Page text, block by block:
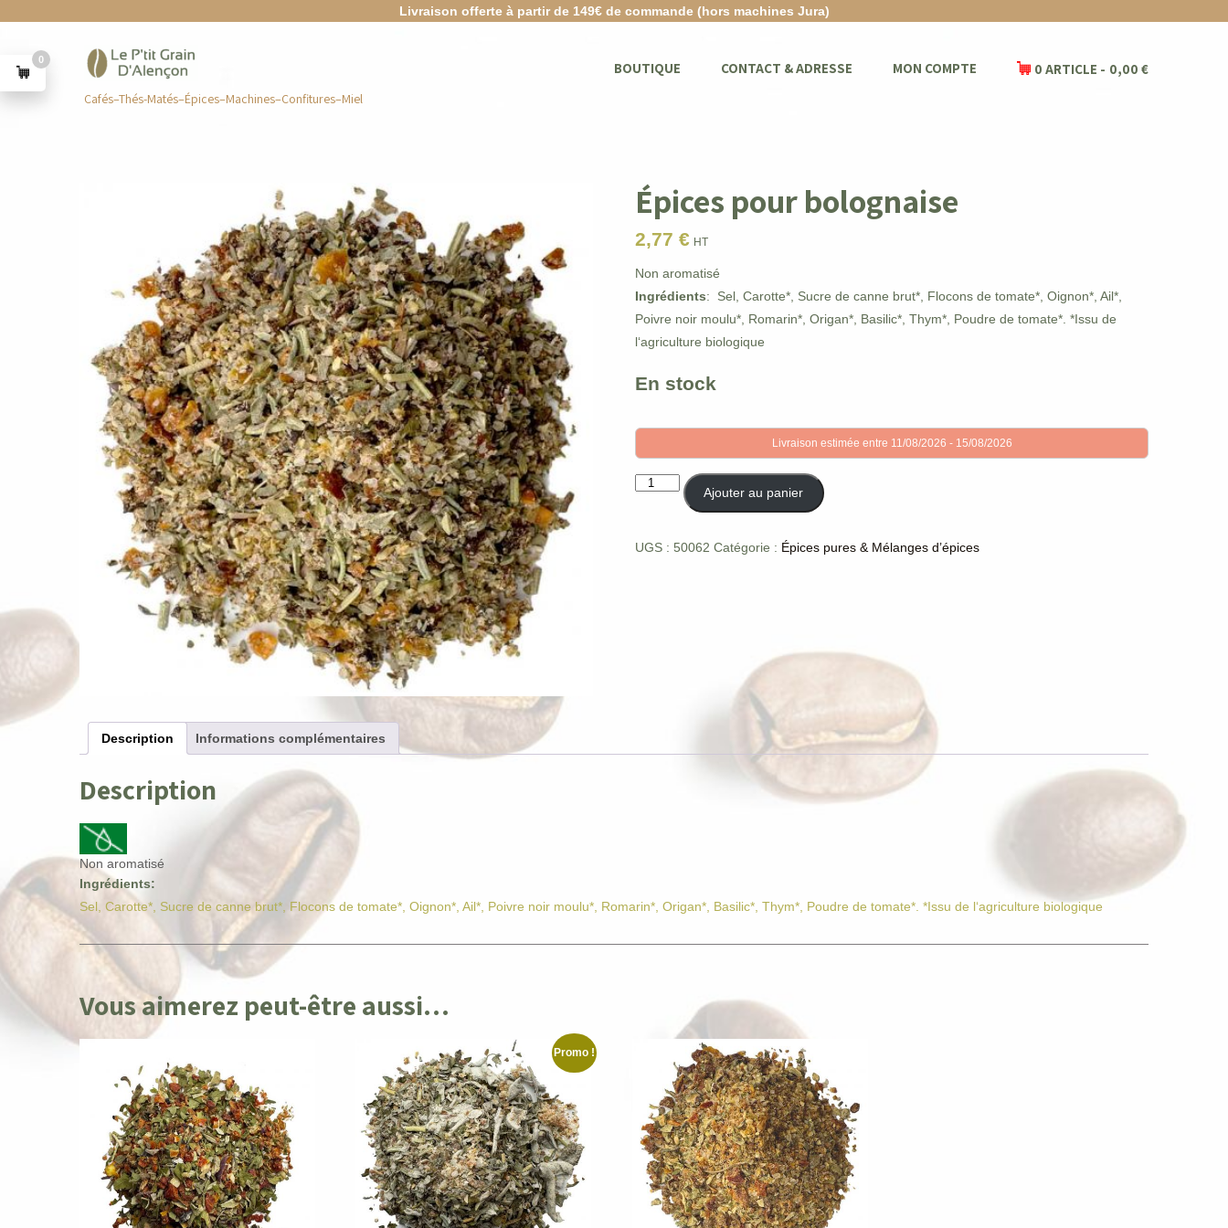
Livraison offerte à partir de 149€ de commande (hors machines Jura)
Cafés–Thés-Matés–Épices–Machines–Confitures–Miel
BOUTIQUE CONTACT & ADRESSE MON COMPTE 0 ARTICLE 0,00 €
Épices pour bolognaise
2,77€ HT
Non aromatisé
Ingrédients: Sel, Carotte*, Sucre de canne brut*, Flocons de tomate*, Oignon*, Ail*,
Poivre noir moulu*, Romarin*, Origan*, Basilic*, Thym*, Poudre de tomate*. *Issu de
l‘agriculture biologique
En stock
Livraison estimée entre 11/08/2026 - 15/08/2026
quantité
bolognaise
Ajouter au panier
UGS :50062 Catégorie : Épices pures & Mélanges d’épices
Description Informations complémentaires
Description
Non aromatisé
Ingrédients:
Sel, Carotte*, Sucre de canne brut*, Flocons de tomate*, Oignon*, Ail*, Poivre noir moulu*, Romarin*, Origan*, Basilic*, Thym*, Poudre de tomate*. *Issu de l‘agriculture biologique
Vous aimerez peut-être aussi…
Promo !
0